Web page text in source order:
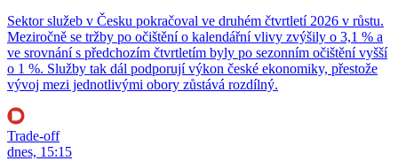
Sektor služeb v Česku pokračoval ve druhém čtvrtletí 2026 v růstu.
Meziročně se tržby po očištění o kalendářní vlivy zvýšily o 3,1 % a
ve srovnání s předchozím čtvrtletím byly po sezonním očištění vyšší
o 1 %. Služby tak dál podporují výkon české ekonomiky, přestože
vývoj mezi jednotlivými obory zůstává rozdílný.
Trade-off
dnes, 15:15